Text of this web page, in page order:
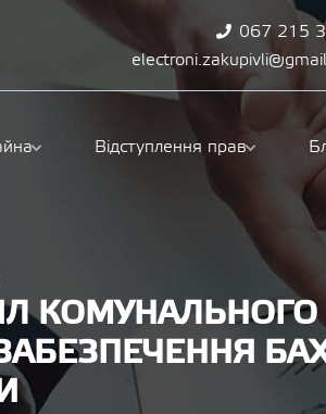
067 215
Відступлення прав